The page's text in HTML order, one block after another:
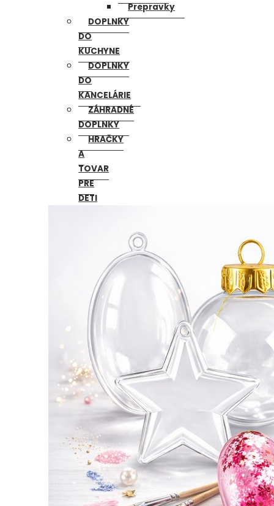
Prepravky
DOPLNKY
DO
KUCHYNE
DOPLNKY
DO
KANCELÁRIE
ZÁHRADNÉ
DOPLNKY
HRAČKY
A
TOVAR
PRE
DETI